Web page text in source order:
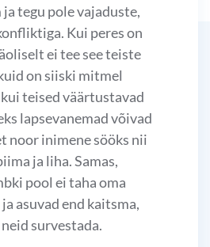
tegu pole vajaduste,
Kui peres on
ei tee see teiste
on siiski mitmel
teised väärtustavad
lapsevanemad võivad
noor inimene sööks nii
ja liha. Samas,
pool ei taha oma
asuvad end kaitsma,
survestada.